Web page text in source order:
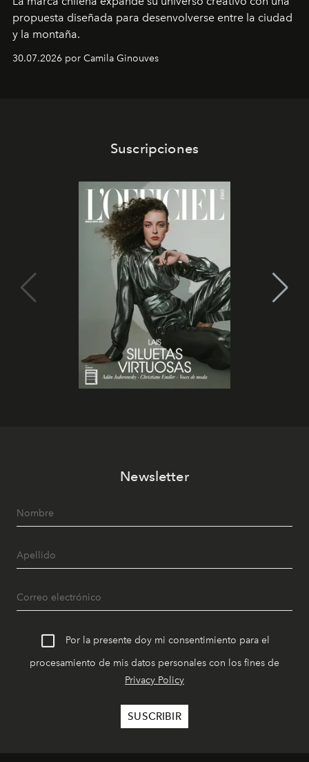
propuesta diseñada para desenvolverse entre la ciudad
y la montaña.
30.07.2026 por Camila Ginouves
Suscripciones
Newsletter
Por la presente doy mi consentimiento para el
procesamiento de mis datos personales con los fines de
Privacy Policy